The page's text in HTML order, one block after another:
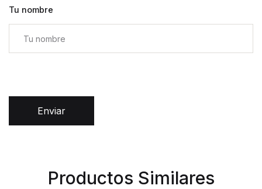
Tu nombre
Enviar
Productos Similares